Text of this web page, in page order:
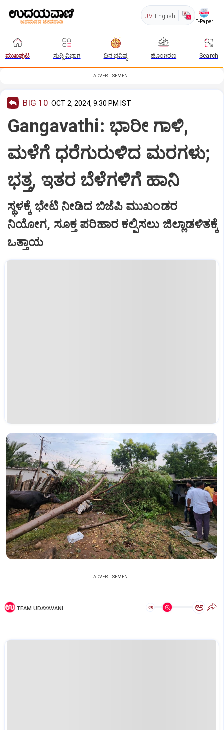
UV English
E-Paper
ಮುಖಪುಟ ಸುದ್ದಿ ವಿಭಾಗ ದಿನ ಭವಿಷ್ಯ ಹೊಂಗಿರಣ Search
ADVERTISEMENT
BIG 10 OCT 2, 2024, 9:30 PM IST
Gangavathi: ಭಾರೀ ಗಾಳಿ,
ಮಳೆಗೆ ಧರೆಗುರುಳಿದ ಮರಗಳು;
ಭತ್ತ, ಇತರ ಬೆಳೆಗಳಿಗೆ ಹಾನಿ
ಸ್ಥಳಕ್ಕೆ ಭೇಟಿ ನೀಡಿದ ಬಿಜೆಪಿ ಮುಖಂಡರ
ನಿಯೋಗ, ಸೂಕ್ತ ಪರಿಹಾರ ಕಲ್ಪಿಸಲು ಜಿಲ್ಲಾಡಳಿತಕ್ಕೆ
ಒತ್ತಾಯ
ADVERTISEMENT
TEAM UDAYAVANI ಅ ಅ